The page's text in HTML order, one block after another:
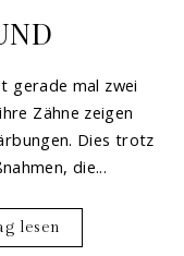
gerade mal zwei
Zähne zeigen
Dies trotz
die...
lesen